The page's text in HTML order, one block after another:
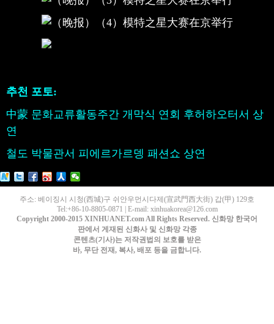
추천 포토:
中蒙 문화교류활동주간 개막식 연회 후허하오터서 상
연
철도 박물관서 피에르가르뎅 패션쇼 상연
주소: 베이징시 시청(西城)구 쉬안우먼시다제(宣武門西大街) 갑(甲) 129호
Tel:+86-10-8805-0871 | E-mail: xinhuakorea@126.com
Copyright 2000-2015 XINHUANET.com All Rights Reserved. 신화망 한국어
판에서 게재된 신화사 및 신화망 각종
콘텐츠(기사)는 저작권법의 보호를 받은
바, 무단 전재, 복사, 배포 등을 금합니다.